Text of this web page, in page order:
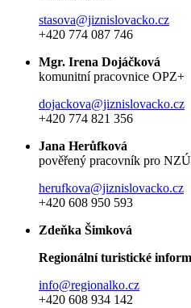
stasova@jiznislovacko.cz
+420 774 087 746
Mgr. Irena Dojáčková
komunitní pracovnice OPZ+
dojackova@jiznislovacko.cz
+420 774 821 356
Jana Herůfková
pověřený pracovník pro
herufkova@jiznislovacko.cz
+420 608 950 593
Zdeňka Šimková
Regionální turistické
info@regionalko.cz
+420 608 934 142